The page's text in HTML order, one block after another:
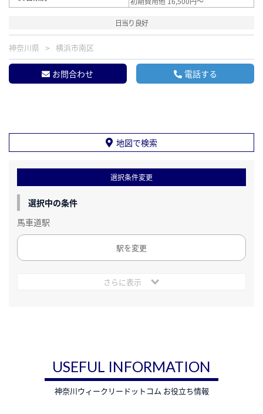
日当り良好
神奈川県 横浜市南区
お問合わせ 電話する
地図で検索
選択条件変更
選択中の条件
馬車道駅
駅を変更
さらに表示
USEFUL INFORMATION
神奈川ウィークリードットコム お役立ち情報